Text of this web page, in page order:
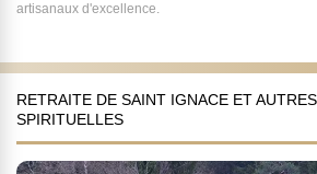
artisanaux d'excellence.
RETRAITE DE SAINT IGNACE ET
SPIRITUELLES